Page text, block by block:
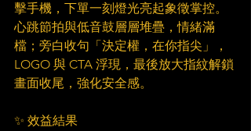
擊手機，下單一刻燈光亮起象徵掌控。
心跳節拍與低音鼓層層堆疊，情緒滿
檔；旁白收句「決定權，在你指尖」，
LOGO 與 CTA 浮現，最後放大指紋解鎖
畫面收尾，強化安全感。
✨ 效益結果